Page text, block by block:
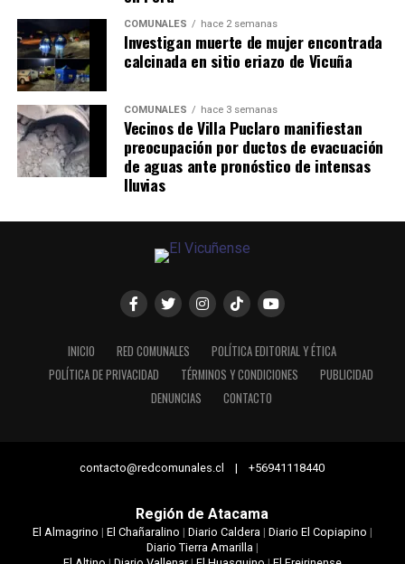
COMUNALES hace 2 semanas
Investigan muerte de mujer encontrada
calcinada en sitio eriazo de Vicuña
COMUNALES hace 3 semanas
Vecinos de Villa Puclaro manifiestan
preocupación por ductos de evacuación
de aguas ante pronóstico de intensas
lluvias
INICIO RED COMUNALES
POLÍTICA EDITORIAL Y ÉTICA
POLÍTICA DE PRIVACIDAD
TÉRMINOS Y CONDICIONES
PUBLICIDAD
DENUNCIAS
CONTACTO
contacto@redcomunales.cl | +56941118440
Región de Atacama
El Almagrino | El Chañaralino | Diario Caldera| Diario El Copiapino |
Diario Tierra Amarilla|